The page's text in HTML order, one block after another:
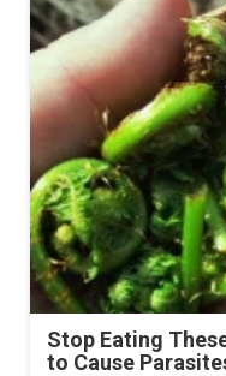
Stop Eating
to Cause